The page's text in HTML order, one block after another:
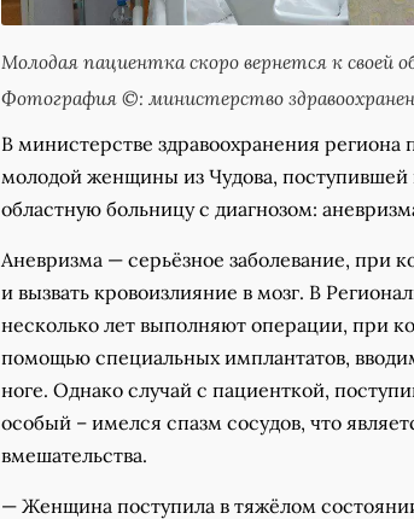
Молодая пациентка скоро вернется к своей
Фотография ©: министерство
В министерстве здравоохранения
молодой женщины из Чудова, поступившей
областную больницу с диагнозом:
Аневризма — серьёзное заболевание, при
и вызвать кровоизлияние в мозг. В
несколько лет выполняют операции, при
помощью специальных имплантатов,
ноге. Однако случай с пациенткой,
особый – имелся спазм сосудов, что
вмешательства.
— Женщина поступила в тяжёлом